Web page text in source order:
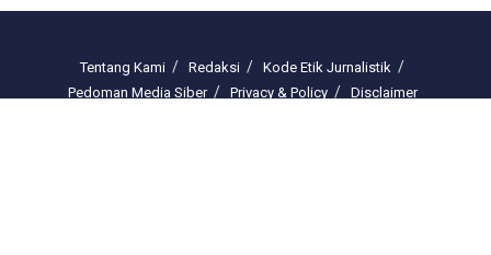
Tentang Kami Redaksi
Kode Etik Jurnalistik
Pedoman Media Siber
Privacy & Policy Disclaimer